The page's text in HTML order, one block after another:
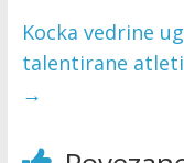
Kocka vedrine
talentirane
→